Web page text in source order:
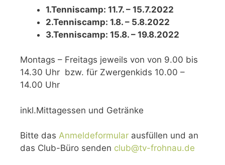
1.Tenniscamp: 11.7. – 15.7.2022
2.Tenniscamp: 1.8. – 5.8.2022
3.Tenniscamp: 15.8. – 19.8.2022
Montags – Freitags jeweils von von 9.00 bis
14.30 Uhr bzw. für Zwergenkids 10.00 –
14.00 Uhr
inkl.Mittagessen und Getränke
Bitte das Anmeldeformular ausfüllen und an
das Club-Büro senden club@tv-frohnau.de